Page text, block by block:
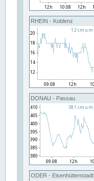
RHEIN - Koblenz
DONAU - Passau
ODER - Eisenhüttenstadt